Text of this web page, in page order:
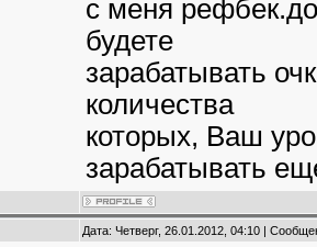
с меня
будете
зарабатывать
количества
которых, Ваш
зарабатывать
Дата: Четверг, 26.01.2012, 04:10 |